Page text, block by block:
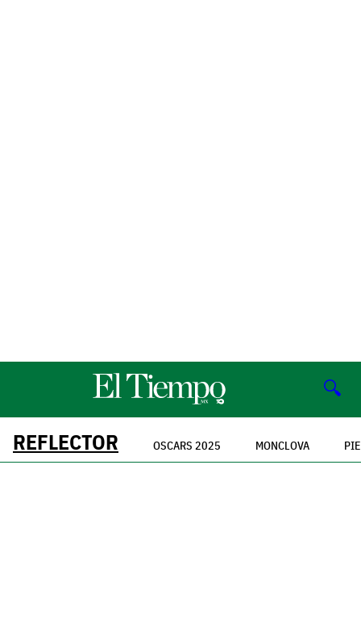
🔍
REFLECTOR OSCARS 2025 MONCLOVA